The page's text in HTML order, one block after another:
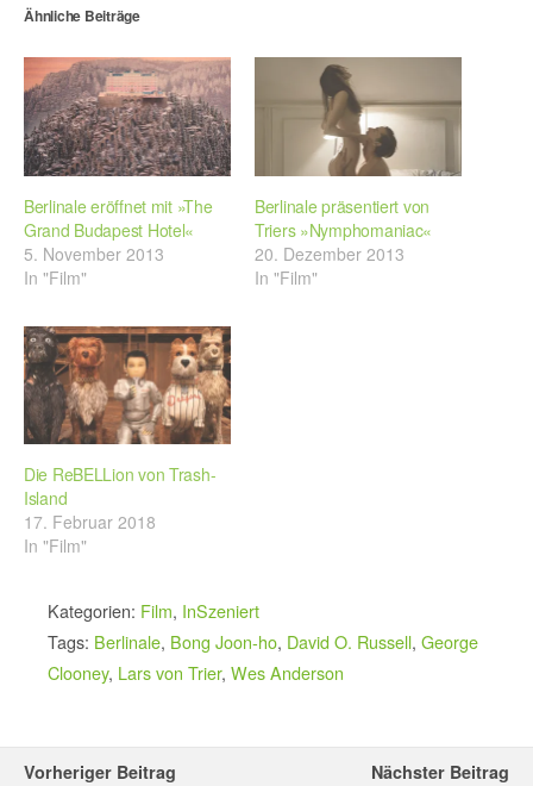
Ähnliche Beiträge
Berlinale eröffnet mit »The
Grand Budapest Hotel«
5. November 2013
In "Film"
Berlinale präsentiert von
Triers »Nymphomaniac«
20. Dezember 2013
In "Film"
Die ReBELLion von Trash-
Island
17. Februar 2018
In "Film"
Kategorien: Film, InSzeniert
Tags: Berlinale, Bong Joon-ho, David O. Russell, George
Clooney, Lars von Trier, Wes Anderson
Vorheriger Beitrag Nächster Beitrag